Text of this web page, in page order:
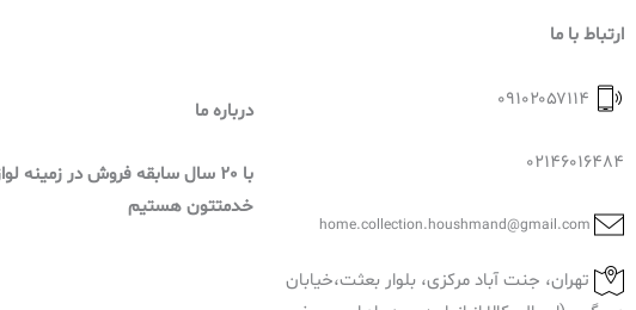
ارتباط با ما
02146016484
تهران، جنت آباد مرکزی، بلوار بعثت،خیابان
درباره ما
با 20 سال سابقه فروش در زمینه
خدمتتون هستیم